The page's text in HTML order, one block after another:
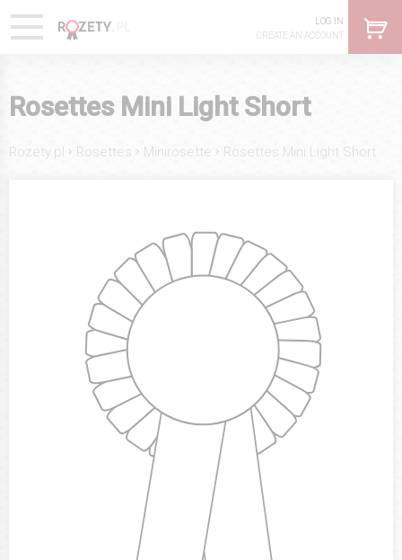
LOG IN
CREATE AN ACCOUNT
Rosettes Mini Light Short
Rozety.pl › Rosettes › Minirosette › Rosettes Mini Light Short